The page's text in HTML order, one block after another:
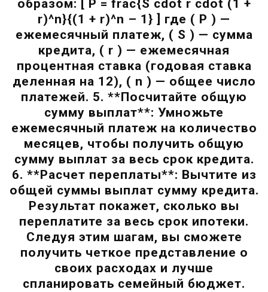
образом: [ P = frac{S cdot r cdot (1 +
r)^n}{(1 + r)^n – 1} ] где ( P ) —
ежемесячный платеж, ( S ) — сумма
кредита, ( r ) — ежемесячная
процентная ставка (годовая ставка
деленная на 12), ( n ) — общее число
платежей. 5. **Посчитайте общую
сумму выплат**: Умножьте
ежемесячный платеж на количество
месяцев, чтобы получить общую
сумму выплат за весь срок кредита.
6. **Расчет переплаты**: Вычтите из
общей суммы выплат сумму кредита.
Результат покажет, сколько вы
переплатите за весь срок ипотеки.
Следуя этим шагам, вы сможете
получить четкое представление о
своих расходах и лучше
спланировать семейный бюджет.